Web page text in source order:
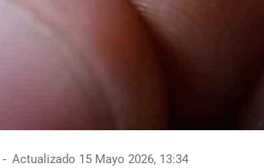
Actualizado 15 Mayo 2026, 13:34